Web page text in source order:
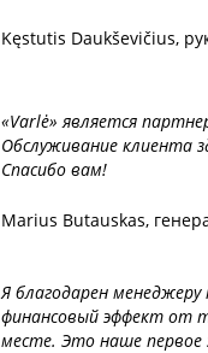
Kęstutis Daukševičius,
«Varlė» является
Обслуживание клиента
Спасибо вам!
Marius Butauskas,
Я благодарен
финансовый эффект от
месте. Это наше первое